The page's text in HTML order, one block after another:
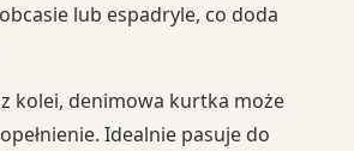
obcasie lub espadryle, co doda
z kolei, denimowa kurtka może
Idealnie pasuje do